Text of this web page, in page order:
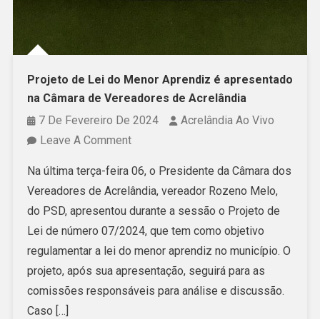
Projeto de Lei do Menor Aprendiz é apresentado
na Câmara de Vereadores de Acrelândia
7 De Fevereiro De 2024
Acrelândia Ao Vivo
Leave A CommentOn
De
Lei
Do
Menor
Aprendiz
É
Apresentado
Na última terça-feira 06, o Presidente da Câmara dos
Vereadores de Acrelândia, vereador Rozeno Melo,
do PSD, apresentou durante a sessão o Projeto de
Lei de número 07/2024, que tem como objetivo
regulamentar a lei do menor aprendiz no município. O
projeto, após sua apresentação, seguirá para as
comissões responsáveis para análise e discussão.
Caso […]